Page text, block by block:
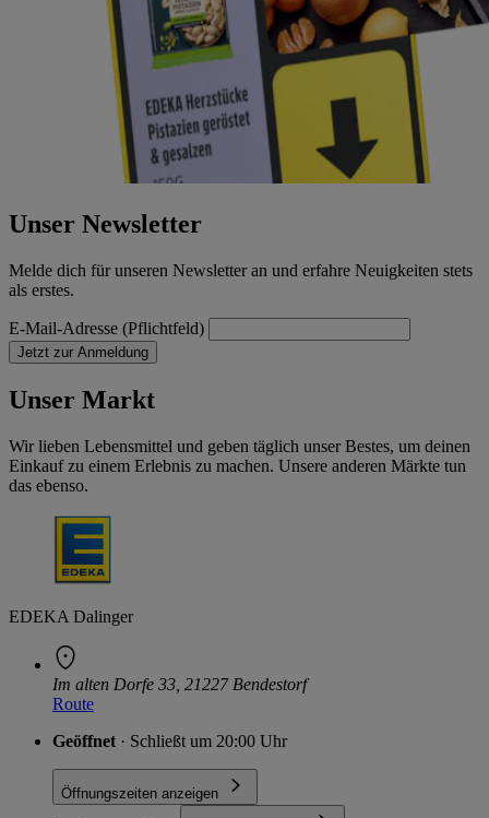
Unser Newsletter
Melde dich für unseren Newsletter an und erfahre Neuigkeiten stets
als erstes.
E-Mail-Adresse (Pflichtfeld)
Jetzt zur Anmeldung
Unser Markt
Wir lieben Lebensmittel und geben täglich unser Bestes, um deinen
Einkauf zu einem Erlebnis zu machen. Unsere anderen Märkte tun
das ebenso.
EDEKA Dalinger
Im alten Dorfe 33, 21227 Bendestorf
Route
Geöffnet · Schließt um 20:00 Uhr
Öffnungszeiten anzeigen